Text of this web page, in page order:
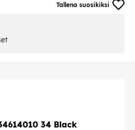
Tallena suosikiksi
34 Black